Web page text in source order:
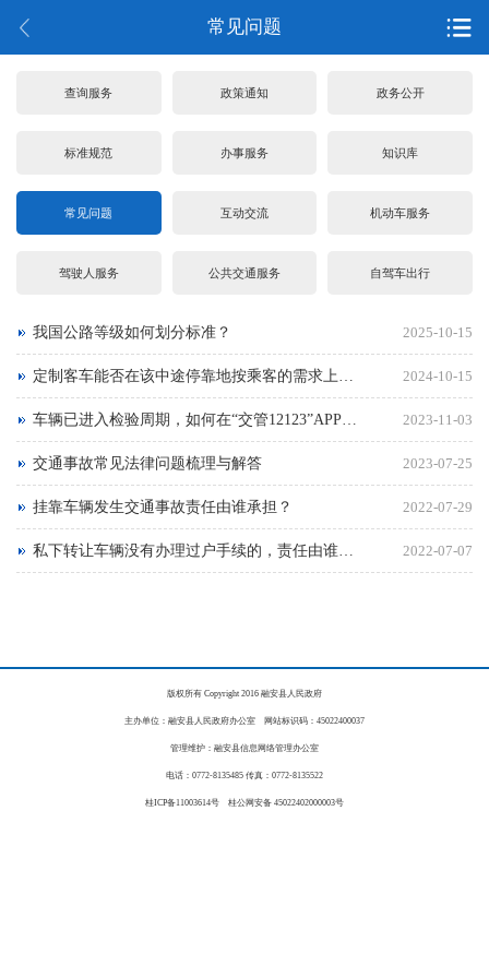
常见问题
查询服务 政策通知 政务公开
标准规范 办事服务 知识库
常见问题 互动交流 机动车服务
驾驶人服务 公共交通服务 自驾车出行
2025-10-15
我国公路等级如何划分标准？
2024-10-15
定制客车能否在该中途停靠地按乘客的需求上下旅客？
2023-11-03
车辆已进入检验周期，如何在“交管12123”APP预约检车？
2023-07-25
交通事故常见法律问题梳理与解答
2022-07-29
挂靠车辆发生交通事故责任由谁承担？
2022-07-07
私下转让车辆没有办理过户手续的，责任由谁承担？
版权所有 Copyright 2016 融安县人民政府
主办单位：融安县人民政府办公室 网站标识码：45022400037
管理维护：融安县信息网络管理办公室
电话：0772-8135485 传真：0772-8135522
桂ICP备11003614号 桂公网安备 45022402000003号